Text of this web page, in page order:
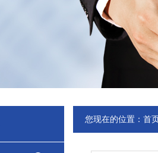
您现在的位置： 首